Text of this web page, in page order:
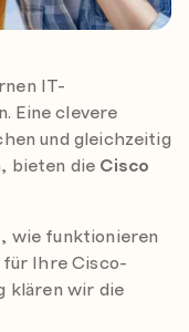
IT-
Eine clevere
und gleichzeitig
bieten die Cisco
wie funktionieren
für Ihre Cisco-
klären wir die